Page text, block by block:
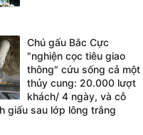
Chú gấu Bắc Cực
"nghiện cọc tiêu giao
thông" cứu sống cả một
thủy cung: 20.000 lượt
khách/ 4 ngày, và cỗ
giấu sau lớp lông trắng